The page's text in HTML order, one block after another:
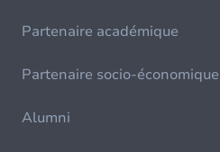
Partenaire académique
Partenaire socio-économique
Alumni